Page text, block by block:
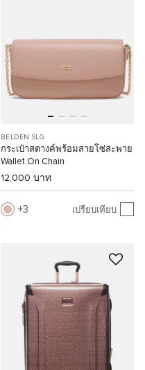
BELDEN SLG
กระเป๋าสตางค์พร้อมสายโซ่สะพาย
Wallet On Chain
12,000 บาท
3 เปรียบเทียบ